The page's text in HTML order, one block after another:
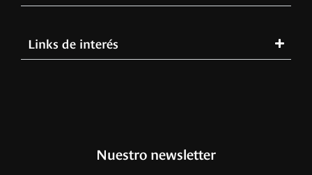
Links de interés
Nuestro newsletter